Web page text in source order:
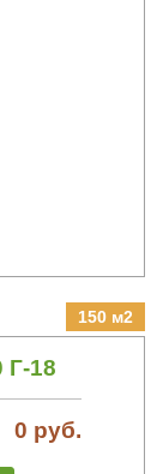
150 м2
Г-18
0 руб.